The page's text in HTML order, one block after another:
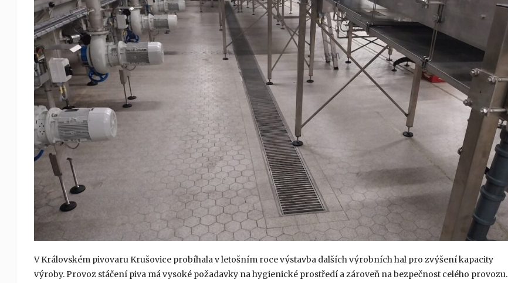
V Královském pivovaru Krušovice probíhala v letošním roce výstavba dalších výrobních hal pro zvýšení kapacity
výroby. Provoz stáčení piva má vysoké požadavky na hygienické prostředí a zároveň na bezpečnost celého provozu.